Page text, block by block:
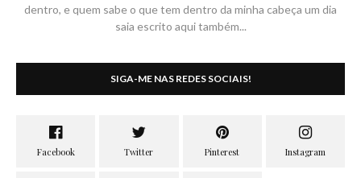
dentro, e quem sabe o que tem dentro da minha cabeça um dia
saia escrito aqui também...
SIGA-ME NAS REDES SOCIAIS!